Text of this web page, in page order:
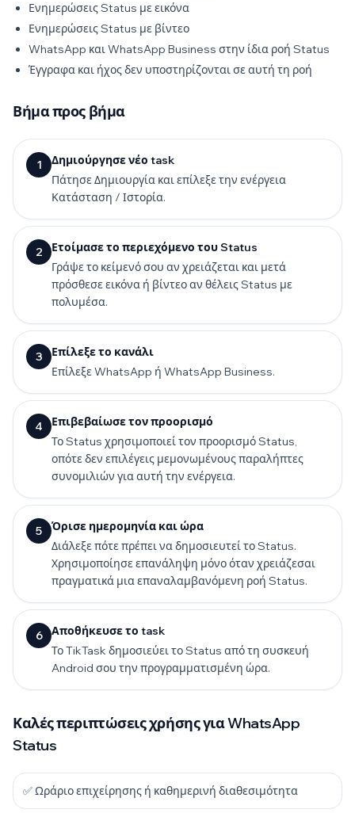
Ενημερώσεις Status με εικόνα
Ενημερώσεις Status με βίντεο
WhatsApp και WhatsApp Business στην ίδια ροή Status
Έγγραφα και ήχος δεν υποστηρίζονται σε αυτή τη ροή
Βήμα προς βήμα
1
Δημιούργησε νέο task
Πάτησε Δημιουργία και επίλεξε την ενέργεια
Κατάσταση / Ιστορία.
2
Ετοίμασε το περιεχόμενο του Status
Γράψε το κείμενό σου αν χρειάζεται και μετά
πρόσθεσε εικόνα ή βίντεο αν θέλεις Status με
πολυμέσα.
3
Επίλεξε το κανάλι
Επίλεξε WhatsApp ή WhatsApp Business.
4
Επιβεβαίωσε τον προορισμό
Το Status χρησιμοποιεί τον προορισμό Status,
οπότε δεν επιλέγεις μεμονωμένους παραλήπτες
συνομιλιών για αυτή την ενέργεια.
5
Όρισε ημερομηνία και ώρα
Διάλεξε πότε πρέπει να δημοσιευτεί το Status.
Χρησιμοποίησε επανάληψη μόνο όταν χρειάζεσαι
πραγματικά μια επαναλαμβανόμενη ροή Status.
6
Αποθήκευσε το task
Το TikTask δημοσιεύει το Status από τη συσκευή
Android σου την προγραμματισμένη ώρα.
Καλές περιπτώσεις χρήσης για WhatsApp
Status
✅ Ωράριο επιχείρησης ή καθημερινή διαθεσιμότητα